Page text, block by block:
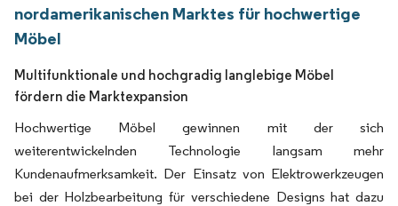
nordamerikanischen Marktes für hochwertige
Möbel
Multifunktionale und hochgradig langlebige Möbel
fördern die Marktexpansion
Hochwertige Möbel gewinnen mit der sich
weiterentwickelnden Technologie langsam mehr
Kundenaufmerksamkeit. Der Einsatz von Elektrowerkzeugen
bei der Holzbearbeitung für verschiedene Designs hat dazu